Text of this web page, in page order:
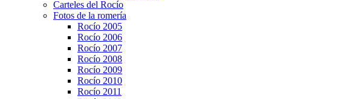
Carteles del Rocío
Fotos de la romería
Rocío 2005
Rocío 2006
Rocío 2007
Rocío 2008
Rocío 2009
Rocío 2010
Rocío 2011